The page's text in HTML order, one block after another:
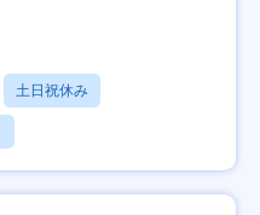
土日祝休み